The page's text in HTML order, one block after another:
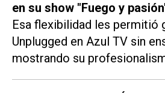
en su show "Fuego y
Esa flexibilidad les permitió
Unplugged en Azul TV sin
mostrando su